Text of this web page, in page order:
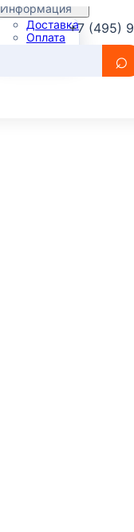
Информация
Доставка
Оплата
+7 (495)